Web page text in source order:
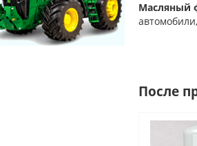
Масляный
После